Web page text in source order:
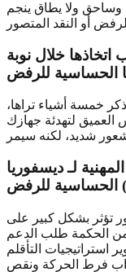
ولا يطاق ينجم
خلال نوبة
خمسة أشياء تراها،
العميق لتهدئة جهازك
لـ ديسفوريا
تؤثر بشكل كبير على
الحكمة طلب الدعم
استراتيجيات التأقلم
فرط الحركة ونقص